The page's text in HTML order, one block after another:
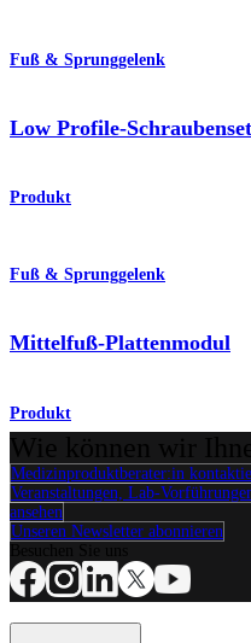
Fuß & Sprunggelenk
Low Profile-Schraubenset
Produkt
Fuß & Sprunggelenk
Mittelfuß-Plattenmodul
Produkt
Medizinproduktberater:in
Veranstaltungen, Lab-
ansehen
Unseren Newsletter abonnieren